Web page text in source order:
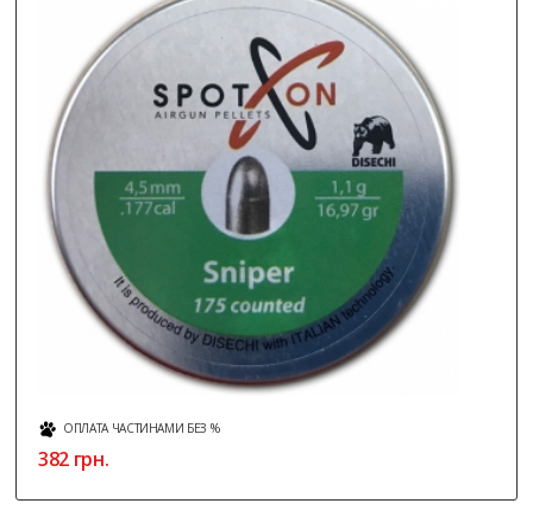
ОПЛАТА ЧАСТИНАМИ БЕЗ %
382 грн.